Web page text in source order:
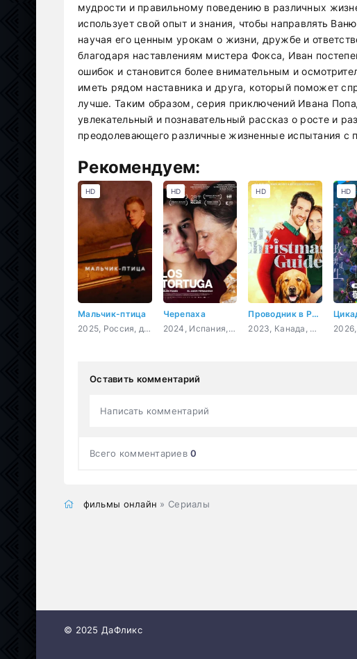
мудрости и правильному поведению в различных
использует свой опыт и знания, чтобы направлять
научая его ценным урокам о жизни, дружбе и
благодаря наставлениям мистера Фокса, Иван
ошибок и становится более внимательным и
иметь рядом наставника и друга, который поможет
лучше. Таким образом, серия приключений Ивана
увлекательный и познавательный рассказ о росте и
преодолевающего различные жизненные испытания с
Рекомендуем:
Мальчик-птица
2025, Россия, драма
HD
Черепаха
2024, Испания, Чили, драма
HD
Проводник в Рождество
2023, Канада, США, мелодрама
HD HD
Оставить комментарий
Написать комментарий
Всего комментариев0
фильмы онлайн » Сериалы
© 2025 ДаФликс